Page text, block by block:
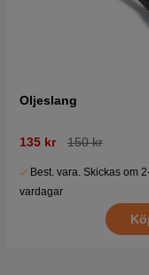
Oljeslang
135 kr 150 kr
Best. vara. Skickas om
vardagar